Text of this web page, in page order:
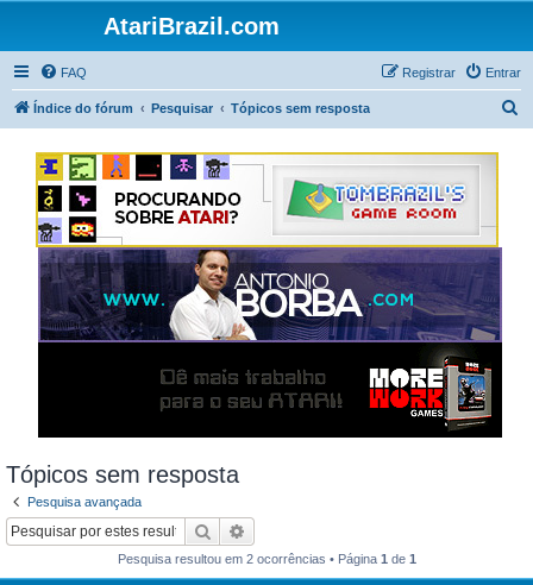
AtariBrazil.com
FAQ Entrar
Registrar
Índice do fórum Pesquisar Tópicos sem resposta
Tópicos sem resposta
Pesquisa avançada
Pesquisar
Pesquisa resultou em 2 ocorrências • Página 1 de 1